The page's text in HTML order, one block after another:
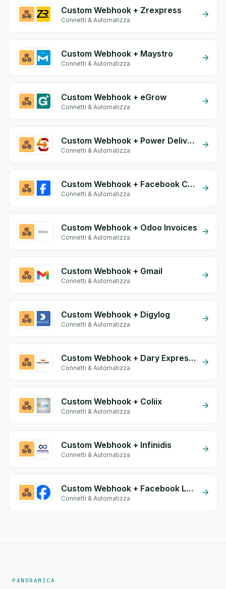
Custom Webhook + Zrexpress
Connetti & Automatizza
Custom Webhook + Maystro
Connetti & Automatizza
Custom Webhook + eGrow
Connetti & Automatizza
Custom Webhook + Power Delivery
Connetti & Automatizza
Custom Webhook + Facebook Commerce
Connetti & Automatizza
Custom Webhook + Odoo Invoices
Connetti & Automatizza
Custom Webhook + Gmail
Connetti & Automatizza
Custom Webhook + Digylog
Connetti & Automatizza
Custom Webhook + Dary Expresse
Connetti & Automatizza
Custom Webhook + Coliix
Connetti & Automatizza
Custom Webhook + Infinidis
Connetti & Automatizza
Custom Webhook + Facebook Leads
Connetti & Automatizza
PANORAMICA